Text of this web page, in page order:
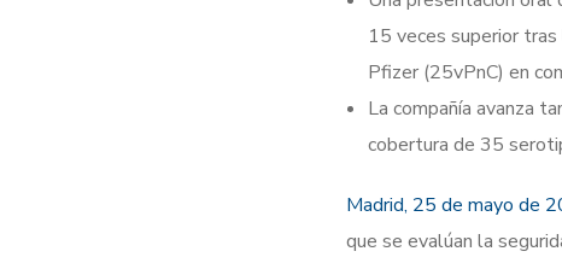
15 veces superior
Pfizer (25vPnC) en
La compañía avanza
cobertura de 35
Madrid, 25 de mayo de
que se evalúan la